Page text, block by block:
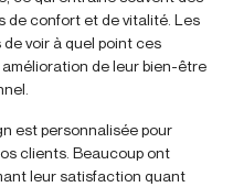
de confort et de vitalité. Les
voir à quel point ces
de leur bien-être
est personnalisée pour
clients. Beaucoup ont
leur satisfaction quant